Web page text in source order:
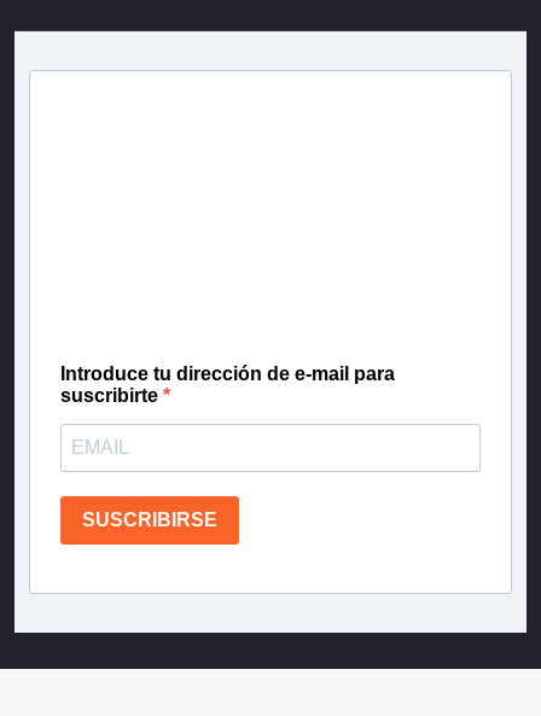
Introduce tu dirección de e-mail para
suscribirte
SUSCRIBIRSE